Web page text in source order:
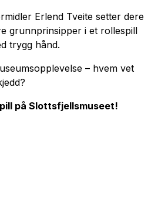
Erlend Tveite setter dere
grunnprinsipper i et rollespill
trygg hånd.
– hvem vet
på Slottsfjellsmuseet!